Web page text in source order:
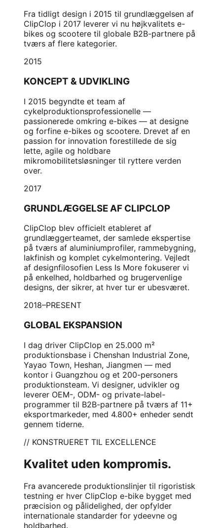
Fra tidligt design i 2015 til grundlæggelsen af
ClipClop i 2017 leverer vi nu højkvalitets e-
bikes og scootere til globale B2B-partnere på
tværs af flere kategorier.
2015
KONCEPT & UDVIKLING
I 2015 begyndte et team af
cykelproduktionsprofessionelle —
passionerede omkring e-bikes — at designe
og forfine e-bikes og scootere. Drevet af en
passion for innovation forestillede de sig
lette, agile og holdbare
mikromobilitetsløsninger til ryttere verden
over.
2017
GRUNDLÆGGELSE AF CLIPCLOP
ClipClop blev officielt etableret af
grundlæggerteamet, der samlede ekspertise
på tværs af aluminiumprofiler, rammebygning,
lakfinish og komplet cykelmontering. Vejledt
af designfilosofien Less Is More fokuserer vi
på enkelhed, holdbarhed og brugervenlige
designs, der sikrer, at hver tur er ubesværet.
2018–PRESENT
GLOBAL EKSPANSION
I dag driver ClipClop en 25.000 m²
produktionsbase i Chenshan Industrial Zone,
Yayao Town, Heshan, Jiangmen — med
kontor i Guangzhou og et 200-personers
produktionsteam. Vi designer, udvikler og
leverer OEM-, ODM- og private-label-
programmer til B2B-partnere på tværs af 11+
eksportmarkeder, med 4.800+ enheder sendt
gennem tiderne.
// KONSTRUERET TIL EXCELLENCE
Kvalitet uden kompromis.
Fra avancerede produktionslinjer til rigoristisk
testning er hver ClipClop e-bike bygget med
præcision og pålidelighed, der opfylder
internationale standarder for ydeevne og
holdbarhed.